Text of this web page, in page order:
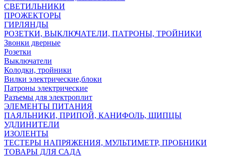
СВЕТИЛЬНИКИ
ПРОЖЕКТОРЫ
ГИРЛЯНДЫ
РОЗЕТКИ, ВЫКЛЮЧАТЕЛИ, ПАТРОНЫ, ТРОЙНИКИ
Звонки дверные
Розетки
Выключатели
Колодки, тройники
Вилки электрические,блоки
Патроны электрические
Разъемы для электроплит
ЭЛЕМЕНТЫ ПИТАНИЯ
ПАЯЛЬНИКИ, ПРИПОЙ, КАНИФОЛЬ, ЩИПЦЫ
УДЛИНИТЕЛИ
ИЗОЛЕНТЫ
ТЕСТЕРЫ НАПРЯЖЕНИЯ, МУЛЬТИМЕТР, ПРОБНИКИ
ТОВАРЫ ДЛЯ САДА